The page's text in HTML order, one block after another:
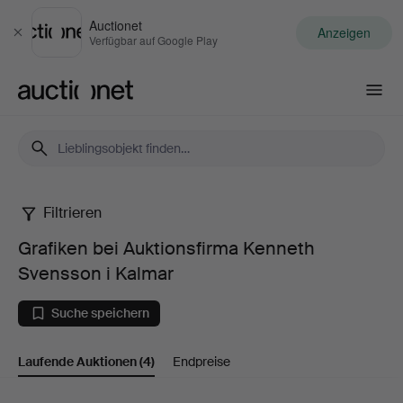
Schließen
Auctionet
Verfügbar auf Google Play Anzeigen
Grafiken
bei
Auktionsfirma
Kenneth
Filtrieren
Grafiken bei Auktionsfirma Kenneth
Svensson i Kalmar
Suche speichern
Laufende Auktionen(4) Endpreise